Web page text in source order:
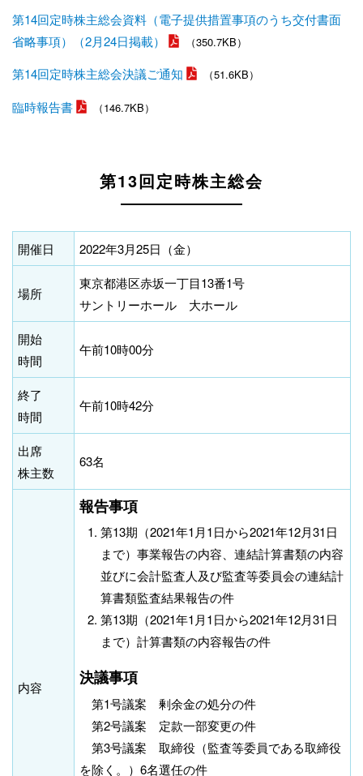
第14回定時株主総会資料（電子提供措置事項のうち交付書面
省略事項）（2月24日掲載）
（350.7KB）
第14回定時株主総会決議ご通知 （51.6KB）
臨時報告書 （146.7KB）
第13回定時株主総会
開催日 2022年3月25日（金）
場所
東京都港区赤坂一丁目13番1号
サントリーホール 大ホール
開始
時間
午前10時00分
終了
時間
午前10時42分
出席
株主数
63名
内容
報告事項
第13期（2021年1月1日から2021年12月31日
まで）事業報告の内容、連結計算書類の内容
並びに会計監査人及び監査等委員会の連結計
算書類監査結果報告の件
第13期（2021年1月1日から2021年12月31日
まで）計算書類の内容報告の件
決議事項
第1号議案 剰余金の処分の件
第2号議案 定款一部変更の件
第3号議案 取締役（監査等委員である取締役
を除く。）6名選任の件